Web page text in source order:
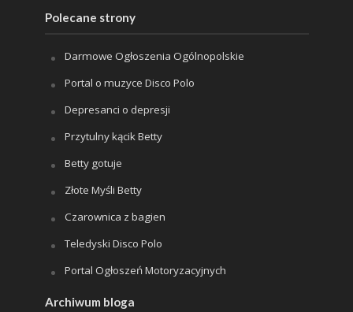
Polecane strony
Darmowe Ogłoszenia Ogólnopolskie
Portal o muzyce Disco Polo
Depresanci o depresji
Przytulny kącik Betty
Betty gotuje
Złote Myśli Betty
Czarownica z bagien
Teledyski Disco Polo
Portal Ogłoszeń Motoryzacyjnych
Archiwum bloga